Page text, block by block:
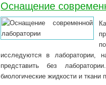
Оснащение
исследуются в лаборатории,
представить без
биологические жидкости и